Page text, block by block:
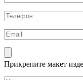
Прикрепите макет